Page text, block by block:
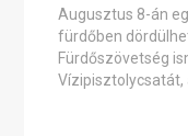
Augusztus 8-án
fürdőben
Fürdőszövetség
Vízipisztolycsatát,